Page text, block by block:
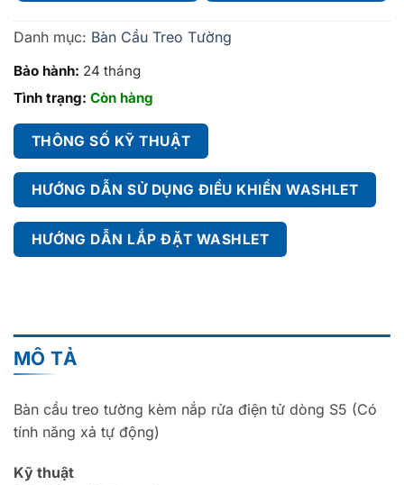
Danh mục: Bàn Cầu Treo Tường
Bảo hành: 24 tháng
Tình trạng: Còn hàng
THÔNG SỐ KỸ THUẬT
HƯỚNG DẪN SỬ DỤNG ĐIỀU KHIỂN WASHLET
HƯỚNG DẪN LẮP ĐẶT WASHLET
MÔ TẢ
Bàn cầu treo tường kèm nắp rửa điện tử dòng S5 (Có
tính năng xả tự động)
Kỹ thuật